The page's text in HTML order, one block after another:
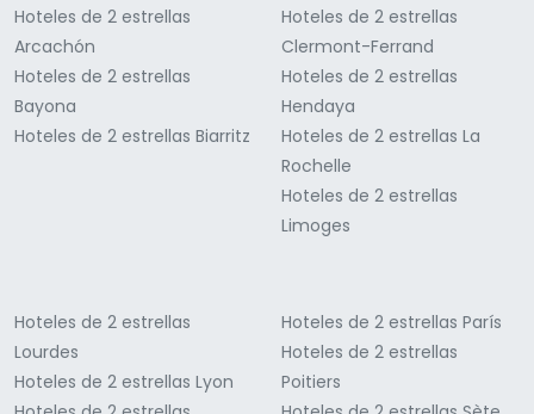
Hoteles de 2 estrellas
Arcachón
Hoteles de 2 estrellas
Bayona
Hoteles de 2 estrellas Biarritz
Hoteles de 2 estrellas
Clermont-Ferrand
Hoteles de 2 estrellas
Hendaya
Hoteles de 2 estrellas La
Rochelle
Hoteles de 2 estrellas
Limoges
Hoteles de 2 estrellas
Lourdes
Hoteles de 2 estrellas Lyon
Hoteles de 2 estrellas París
Hoteles de 2 estrellas
Poitiers